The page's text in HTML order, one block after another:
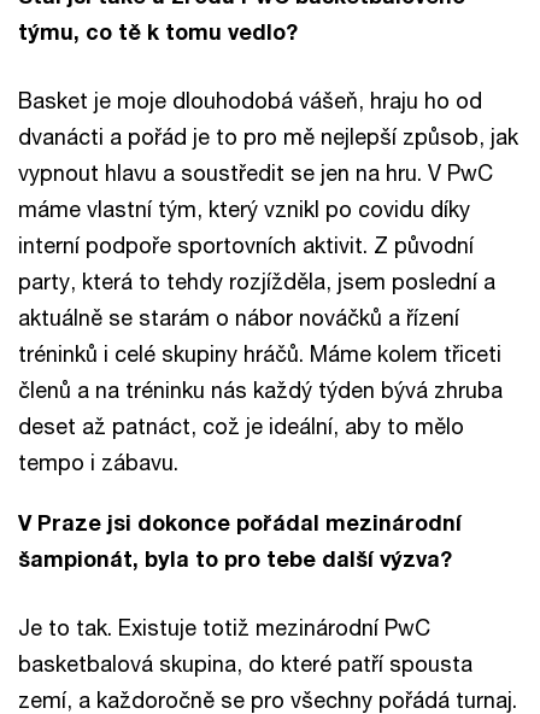
týmu, co tě k tomu vedlo?
Basket je moje dlouhodobá vášeň, hraju ho od
dvanácti a pořád je to pro mě nejlepší způsob, jak
vypnout hlavu a soustředit se jen na hru. V PwC
máme vlastní tým, který vznikl po covidu díky
interní podpoře sportovních aktivit. Z původní
party, která to tehdy rozjížděla, jsem poslední a
aktuálně se starám o nábor nováčků a řízení
tréninků i celé skupiny hráčů. Máme kolem třiceti
členů a na tréninku nás každý týden bývá zhruba
deset až patnáct, což je ideální, aby to mělo
tempo i zábavu.
V Praze jsi dokonce pořádal mezinárodní
šampionát, byla to pro tebe další výzva?
Je to tak. Existuje totiž mezinárodní PwC
basketbalová skupina, do které patří spousta
zemí, a každoročně se pro všechny pořádá turnaj.